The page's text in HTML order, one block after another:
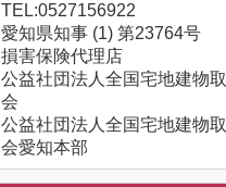
TEL:0527156922
愛知県知事 (1) 第23764号
損害保険代理店
公益社団法人全国宅地建物
会
公益社団法人全国宅地建物
会愛知本部